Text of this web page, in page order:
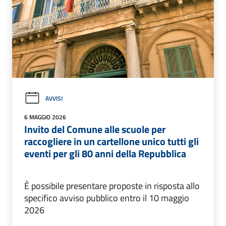
AVVISI
6 MAGGIO 2026
Invito del Comune alle scuole per
raccogliere in un cartellone unico tutti gli
eventi per gli 80 anni della Repubblica
È possibile presentare proposte in risposta allo
specifico avviso pubblico entro il 10 maggio
2026